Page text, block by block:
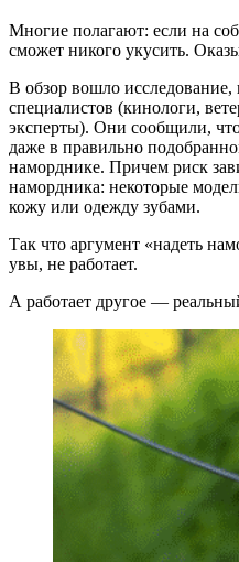
Многие полагают: если на
сможет никого укусить.
В обзор вошло исследование,
специалистов (кинологи,
эксперты). Они сообщили,
даже в правильно
наморднике. Причем риск
намордника: некоторые
кожу или одежду зубами.
Так что аргумент «надеть
увы, не работает.
А работает другое —